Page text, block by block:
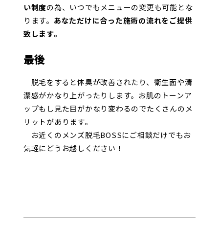
い制度の為、いつでもメニューの変更も可能とな
ります。 あなただけに合った施術の流れをご提供
致します。
最後
脱毛をすると体臭が改善されたり、衛生面や清
潔感がかなり上がったりします。お肌のトーンア
ップもし見た目がかなり変わるのでたくさんのメ
リットがあります。
お近くのメンズ脱毛BOSSにご相談だけでもお
気軽にどうお越しください！